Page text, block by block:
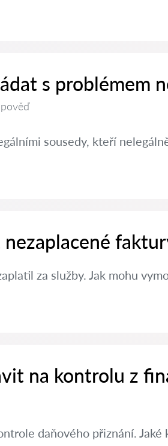
s problémem
sousedy, kteří
za služby. Jak mohu
na kontrolu z
daňového přiznání.